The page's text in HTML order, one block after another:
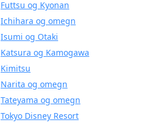
Futtsu og Kyonan
Ichihara og omegn
Isumi og Otaki
Katsura og Kamogawa
Kimitsu
Narita og omegn
Tateyama og omegn
Tokyo Disney Resort